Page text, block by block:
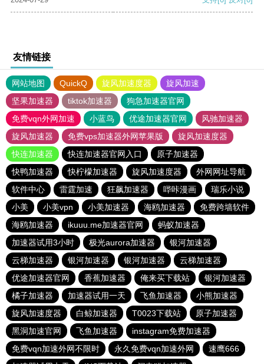
友情链接
网站地图 QuickQ 旋风加速度器
旋风加速
坚果加速器
tiktok加速器
狗急加速器官网
免费vqn外网加速
小蓝鸟 优途加速器官网
风驰加速器
旋风加速器
免费vps加速器外网苹果版
旋风加速度器
快连加速器
快连加速器官网入口
原子加速器
快鸭加速器
快柠檬加速器 旋风加速度器
外网网址导航
软件中心
雷霆加速 狂飙加速器 哔咔漫画
瑞乐小说
小美
小美vpn 小美加速器 海鸥加速器
免费跨墙软件
海鸥加速器
ikuuu.me加速器官网
蚂蚁加速器
加速器试用3小时
极光aurora加速器
银河加速器
云梯加速器
银河加速器 银河加速器
云梯加速器
优途加速器官网
香蕉加速器 俺来买下载站
银河加速器
橘子加速器
加速器试用一天 飞鱼加速器
小熊加速器
旋风加速度器
白鲸加速器 T0023下载站
原子加速器
黑洞加速官网
飞鱼加速器
instagram免费加速器
免费vqn加速外网不限时
永久免费vqn加速外网
速鹰666